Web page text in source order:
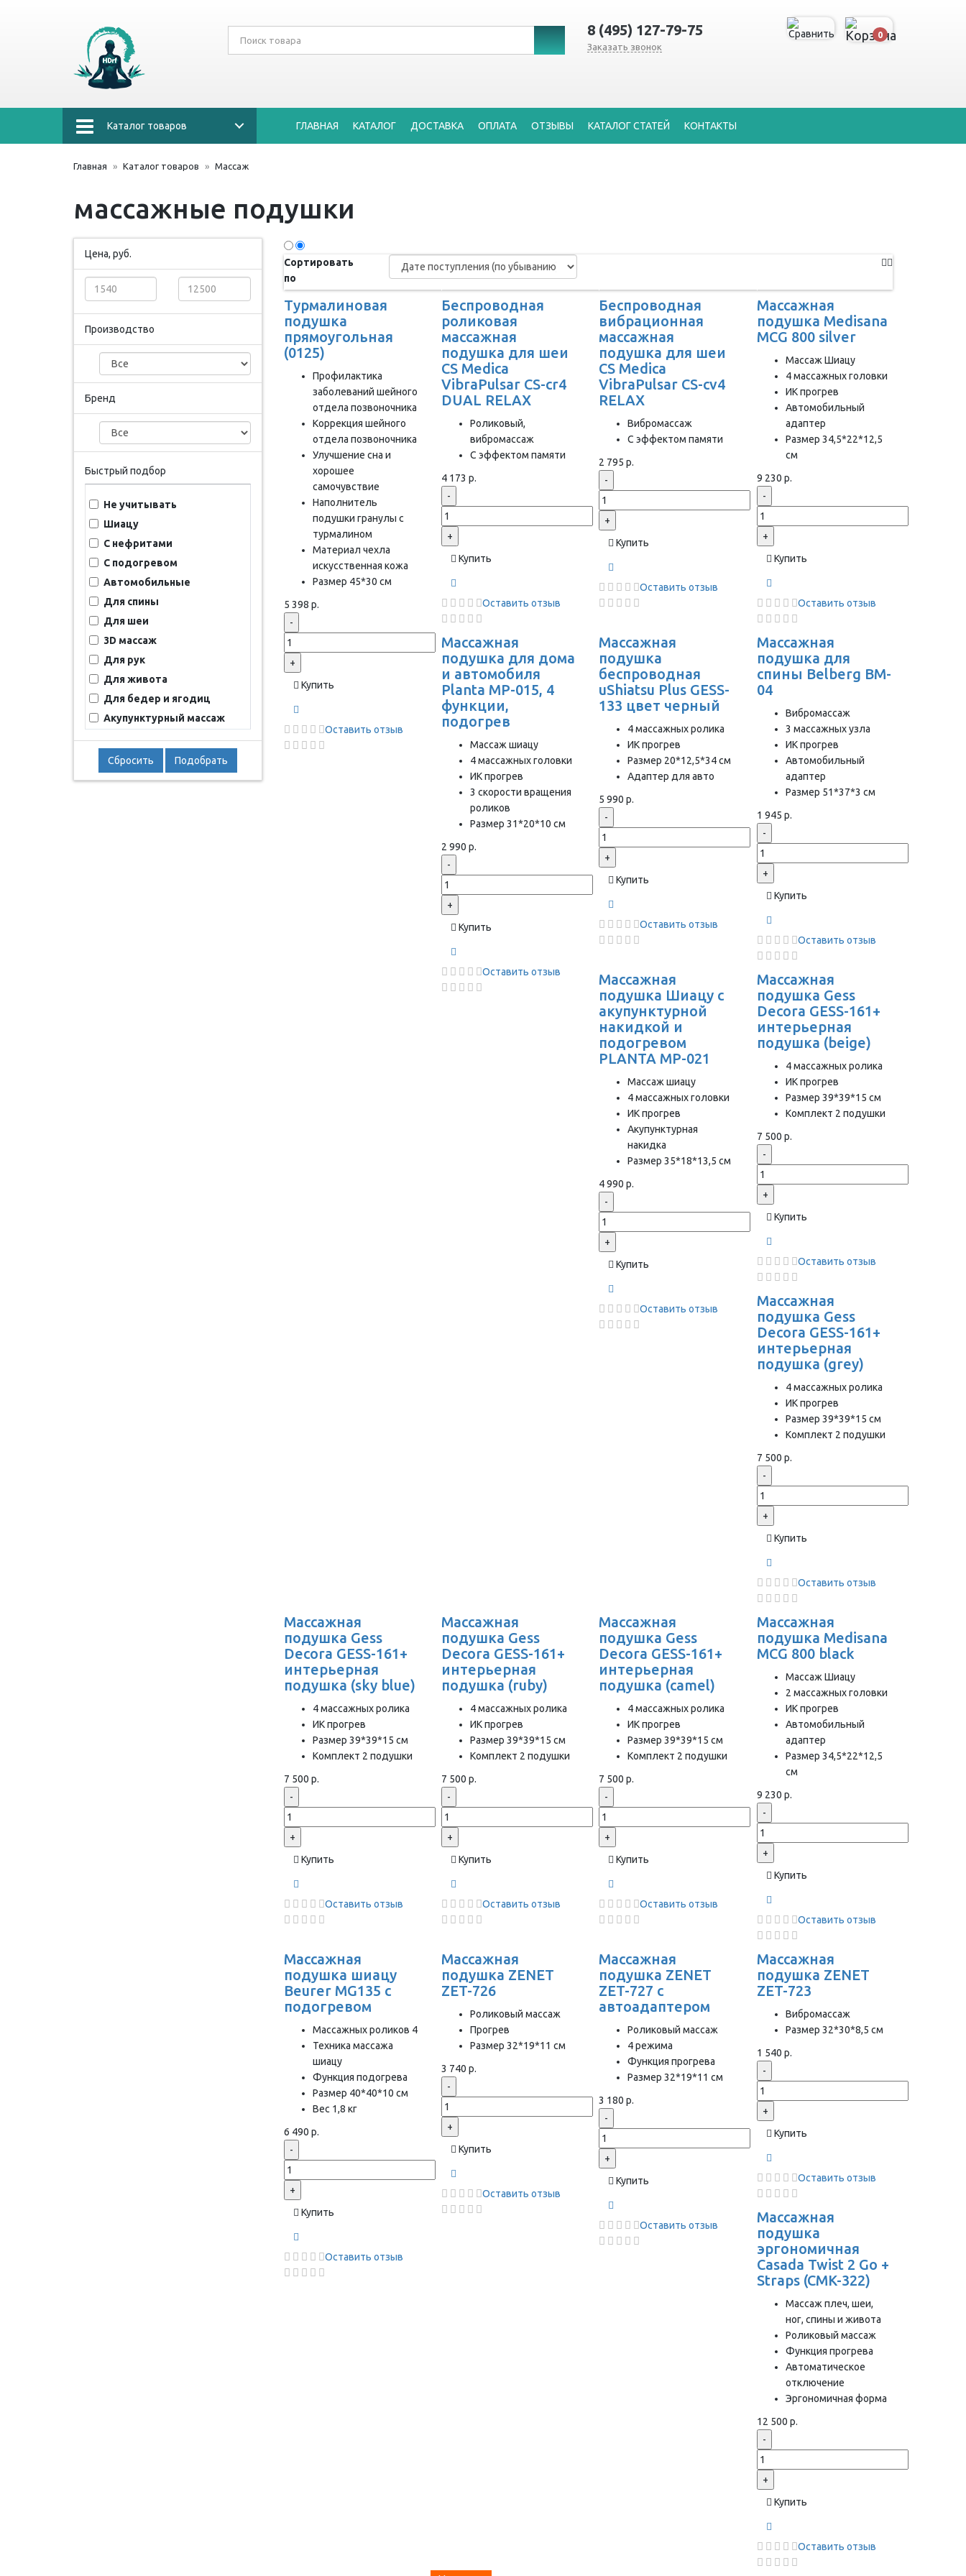
8 (495) 127-79-75
Заказать звонок
0
Каталог товаров ГЛАВНАЯ КАТАЛОГ ДОСТАВКА ОПЛАТА ОТЗЫВЫ КАТАЛОГ СТАТЕЙ КОНТАКТЫ
Главная Каталог товаров Массаж
массажные подушки
Цена, руб.
Производство
Бренд
Быстрый подбор
Не учитывать
Шиацу
С нефритами
С подогревом
Автомобильные
Для спины
Для шеи
3D массаж
Для рук
Для живота
Для бедер и ягодиц
Акупунктурный массаж
Сбросить Подобрать
Сортировать
по
Турмалиновая
подушка
прямоугольная
(0125)
Профилактика
заболеваний шейного
отдела позвоночника
Коррекция шейного
отдела позвоночника
Улучшение сна и
хорошее
самочувствие
Наполнитель
подушки гранулы с
турмалином
Материал чехла
искусственная кожа
Размер 45*30 см
5 398 р.
-
+
Купить
Оставить отзыв
Беспроводная
роликовая
массажная
подушка для шеи
CS Medica
VibraPulsar CS-cr4
DUAL RELAX
Роликовый,
вибромассаж
С эффектом памяти
4 173 р.
-
+
Купить
Оставить отзыв
Беспроводная
вибрационная
массажная
подушка для шеи
CS Medica
VibraPulsar CS-cv4
RELAX
Вибромассаж
С эффектом памяти
2 795 р.
-
+
Купить
Оставить отзыв
Массажная
подушка Medisana
MCG 800 silver
Массаж Шиацу
4 массажных головки
ИК прогрев
Автомобильный
адаптер
Размер 34,5*22*12,5
см
9 230 р.
-
+
Купить
Оставить отзыв
Массажная
подушка для дома
и автомобиля
Planta MP-015, 4
функции,
подогрев
Массаж шиацу
4 массажных головки
ИК прогрев
3 скорости вращения
роликов
Размер 31*20*10 см
2 990 р.
-
+
Купить
Оставить отзыв
Массажная
подушка
беспроводная
uShiatsu Plus GESS-
133 цвет черный
4 массажных ролика
ИК прогрев
Размер 20*12,5*34 см
Адаптер для авто
5 990 р.
-
+
Купить
Оставить отзыв
Массажная
подушка для
спины Belberg BM-
04
Вибромассаж
3 массажных узла
ИК прогрев
Автомобильный
адаптер
Размер 51*37*3 см
1 945 р.
-
+
Купить
Оставить отзыв
Массажная
подушка Шиацу с
акупунктурной
накидкой и
подогревом
PLANTA MP-021
Массаж шиацу
4 массажных головки
ИК прогрев
Акупунктурная
накидка
Размер 35*18*13,5 см
4 990 р.
-
+
Купить
Оставить отзыв
Массажная
подушка Gess
Decora GESS-161+
интерьерная
подушка (beige)
4 массажных ролика
ИК прогрев
Размер 39*39*15 см
Комплект 2 подушки
7 500 р.
-
+
Купить
Оставить отзыв
Массажная
подушка Gess
Decora GESS-161+
интерьерная
подушка (grey)
4 массажных ролика
ИК прогрев
Размер 39*39*15 см
Комплект 2 подушки
7 500 р.
-
+
Купить
Оставить отзыв
Массажная
подушка Gess
Decora GESS-161+
интерьерная
подушка (sky blue)
4 массажных ролика
ИК прогрев
Размер 39*39*15 см
Комплект 2 подушки
7 500 р.
-
+
Купить
Оставить отзыв
Массажная
подушка Gess
Decora GESS-161+
интерьерная
подушка (ruby)
4 массажных ролика
ИК прогрев
Размер 39*39*15 см
Комплект 2 подушки
7 500 р.
-
+
Купить
Оставить отзыв
Массажная
подушка Gess
Decora GESS-161+
интерьерная
подушка (camel)
4 массажных ролика
ИК прогрев
Размер 39*39*15 см
Комплект 2 подушки
7 500 р.
-
+
Купить
Оставить отзыв
Массажная
подушка Medisana
MCG 800 black
Массаж Шиацу
2 массажных головки
ИК прогрев
Автомобильный
адаптер
Размер 34,5*22*12,5
см
9 230 р.
-
+
Купить
Оставить отзыв
Массажная
подушка шиацу
Beurer MG135 с
подогревом
Массажных роликов 4
Техника массажа
шиацу
Функция подогрева
Размер 40*40*10 см
Вес 1,8 кг
6 490 р.
-
+
Купить
Оставить отзыв
Массажная
подушка ZENET
ZET-726
Роликовый массаж
Прогрев
Размер 32*19*11 см
3 740 р.
-
+
Купить
Оставить отзыв
Массажная
подушка ZENET
ZET-727 с
автоадаптером
Роликовый массаж
4 режима
Функция прогрева
Размер 32*19*11 см
3 180 р.
-
+
Купить
Оставить отзыв
Массажная
подушка ZENET
ZET-723
Вибромассаж
Размер 32*30*8,5 см
1 540 р.
-
+
Купить
Оставить отзыв
Массажная
подушка
эргономичная
Casada Twist 2 Go +
Strаps (CMK-322)
Массаж плеч, шеи,
ног, спины и живота
Роликовый массаж
Функция прогрева
Автоматическое
отключение
Эргономичная форма
12 500 р.
-
+
Купить
Оставить отзыв